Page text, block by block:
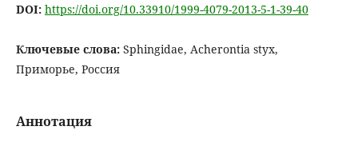
DOI: https://doi.org/10.33910/1999-4079-2013-5-1-39-40
Ключевые слова: Sphingidae, Acherontia styx,
Приморье, Россия
Аннотация